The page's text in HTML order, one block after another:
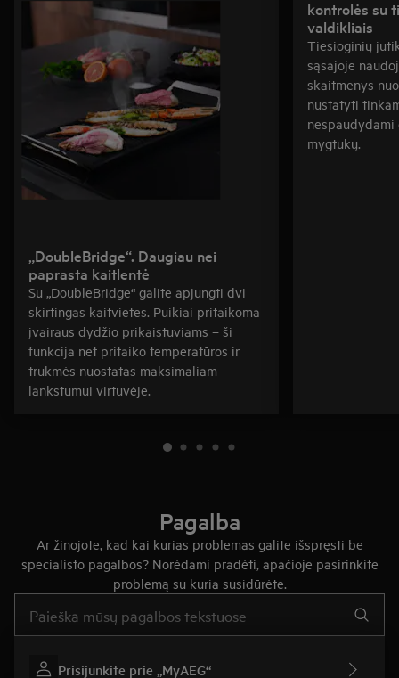
„DoubleBridge“. Daugiau nei
paprasta kaitlentė
Su „DoubleBridge“ galite apjungti dvi
skirtingas kaitvietes. Puikiai pritaikoma
įvairaus dydžio prikaistuviams – ši
funkcija net pritaiko temperatūros ir
trukmės nuostatas maksimaliam
lankstumui virtuvėje.
kontrolės su
valdikliais
Tiesioginių
sąsajoje
skaitmenys
nustatyti
mygtukų.
Pagalba
Ar žinojote, kad kai kurias problemas galite išspręsti be
specialisto pagalbos? Norėdami pradėti, apačioje pasirinkite
problemą su kuria susidūrėte.
Prisijunkite prie „MyAEG“